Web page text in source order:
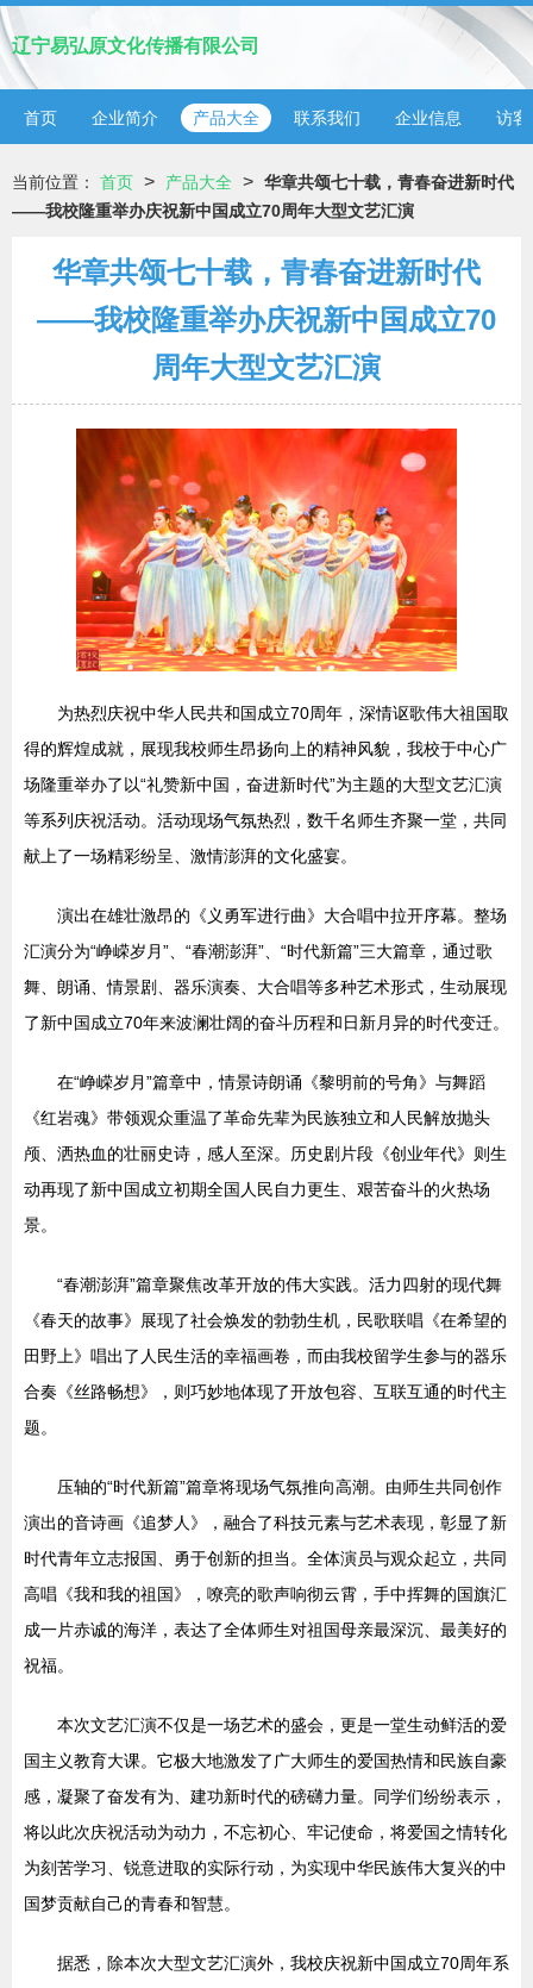
辽宁易弘原文化传播有限公司
首页 企业简介 产品大全 联系我们 企业信息 访客
当前位置： 首页 > 产品大全 > 华章共颂七十载，青春奋进新时代
——我校隆重举办庆祝新中国成立70周年大型文艺汇演
华章共颂七十载，青春奋进新时代
——我校隆重举办庆祝新中国成立70
周年大型文艺汇演
为热烈庆祝中华人民共和国成立70周年，深情讴歌伟大祖国取
得的辉煌成就，展现我校师生昂扬向上的精神风貌，我校于中心广
场隆重举办了以“礼赞新中国，奋进新时代”为主题的大型文艺汇演
等系列庆祝活动。活动现场气氛热烈，数千名师生齐聚一堂，共同
献上了一场精彩纷呈、激情澎湃的文化盛宴。
演出在雄壮激昂的《义勇军进行曲》大合唱中拉开序幕。整场
汇演分为“峥嵘岁月”、“春潮澎湃”、“时代新篇”三大篇章，通过歌
舞、朗诵、情景剧、器乐演奏、大合唱等多种艺术形式，生动展现
了新中国成立70年来波澜壮阔的奋斗历程和日新月异的时代变迁。
在“峥嵘岁月”篇章中，情景诗朗诵《黎明前的号角》与舞蹈
《红岩魂》带领观众重温了革命先辈为民族独立和人民解放抛头
颅、洒热血的壮丽史诗，感人至深。历史剧片段《创业年代》则生
动再现了新中国成立初期全国人民自力更生、艰苦奋斗的火热场
景。
“春潮澎湃”篇章聚焦改革开放的伟大实践。活力四射的现代舞
《春天的故事》展现了社会焕发的勃勃生机，民歌联唱《在希望的
田野上》唱出了人民生活的幸福画卷，而由我校留学生参与的器乐
合奏《丝路畅想》，则巧妙地体现了开放包容、互联互通的时代主
题。
压轴的“时代新篇”篇章将现场气氛推向高潮。由师生共同创作
演出的音诗画《追梦人》，融合了科技元素与艺术表现，彰显了新
时代青年立志报国、勇于创新的担当。全体演员与观众起立，共同
高唱《我和我的祖国》，嘹亮的歌声响彻云霄，手中挥舞的国旗汇
成一片赤诚的海洋，表达了全体师生对祖国母亲最深沉、最美好的
祝福。
本次文艺汇演不仅是一场艺术的盛会，更是一堂生动鲜活的爱
国主义教育大课。它极大地激发了广大师生的爱国热情和民族自豪
感，凝聚了奋发有为、建功新时代的磅礴力量。同学们纷纷表示，
将以此次庆祝活动为动力，不忘初心、牢记使命，将爱国之情转化
为刻苦学习、锐意进取的实际行动，为实现中华民族伟大复兴的中
国梦贡献自己的青春和智慧。
据悉，除本次大型文艺汇演外，我校庆祝新中国成立70周年系